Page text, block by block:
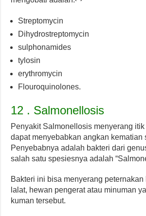
Streptomycin
Dihydrostreptomycin
sulphonamides
tylosin
erythromycin
Flouroquinolones.
12 . Salmonellosis
Penyakit Salmonellosis menyerang
dapat menyebabkan angkan kematian
Penyebabnya adalah bakteri dari
salah satu spesiesnya adalah
Bakteri ini bisa menyerang
lalat, hewan pengerat atau minuman
kuman tersebut.